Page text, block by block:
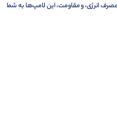
انرژی، و مقاومت، این لامپ‌ها به شما